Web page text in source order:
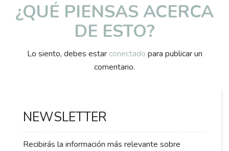
¿QUÉ PIENSAS ACERCA
DE ESTO?
Lo siento, debes estar conectado para publicar un
comentario.
NEWSLETTER
Recibirás la información más relevante sobre